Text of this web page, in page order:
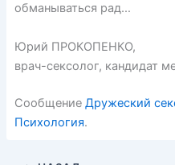
обманываться рад…
Юрий ПРОКОПЕНКО,
врач-сексолог, кандидат
Сообщение Дружеский
Психология.